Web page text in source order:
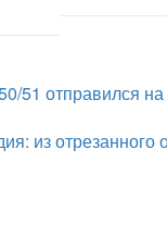
51 отправился
из отрезанного